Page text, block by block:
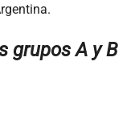
grupos A y B